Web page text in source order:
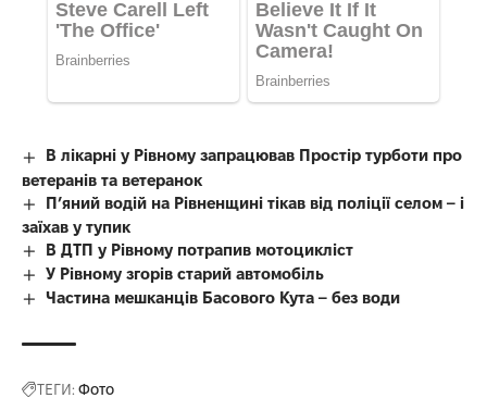
В лікарні у Рівному запрацював Простір турботи про
ветеранів та ветеранок
П’яний водій на Рівненщині тікав від поліції селом – і
заїхав у тупик
В ДТП у Рівному потрапив мотоцикліст
У Рівному згорів старий автомобіль
Частина мешканців Басового Кута – без води
ТЕГИ: Фото